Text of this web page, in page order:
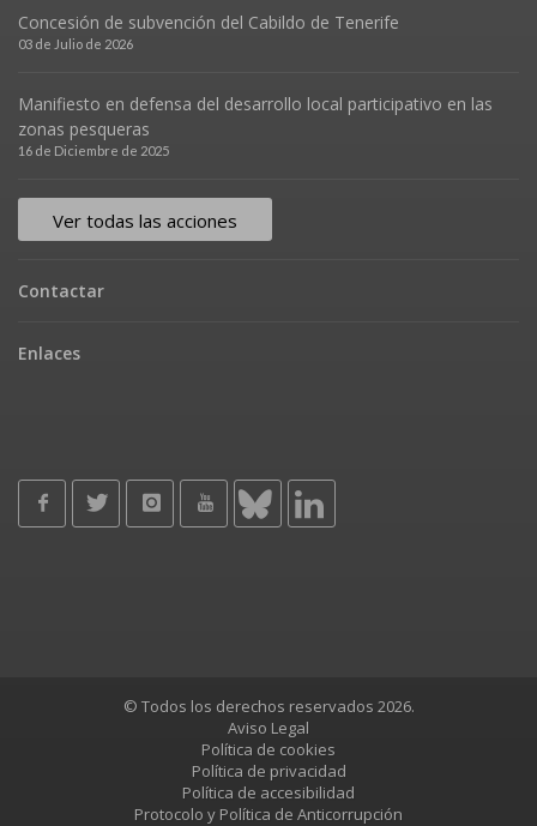
Concesión de subvención del Cabildo de Tenerife
03 de Julio de 2026
Manifiesto en defensa del desarrollo local participativo en las
zonas pesqueras
16 de Diciembre de 2025
Ver todas las acciones
Contactar
Enlaces
© Todos los derechos reservados 2026.
Aviso Legal
Política de cookies
Política de privacidad
Política de accesibilidad
Protocolo y Política de Anticorrupción